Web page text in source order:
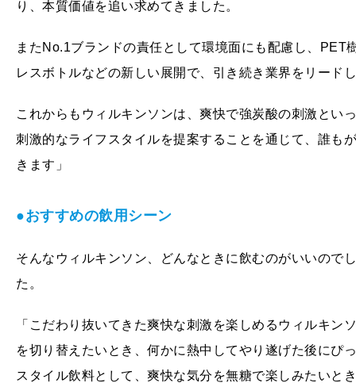
り、本質価値を追い求めてきました。
またNo.1ブランドの責任として環境面にも配慮し、
レスボトルなどの新しい展開で、引き続き業界をリード
これからもウィルキンソンは、爽快で強炭酸の刺激とい
刺激的なライフスタイルを提案することを通じて、誰も
きます」
●おすすめの飲用シーン
そんなウィルキンソン、どんなときに飲むのがいいの
た。
「こだわり抜いてきた爽快な刺激を楽しめるウィルキ
を切り替えたいとき、何かに熱中してやり遂げた後にぴ
スタイル飲料として、爽快な気分を無糖で楽しみたいと